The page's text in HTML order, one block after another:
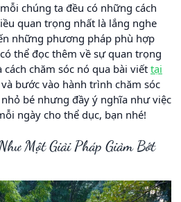
chúng ta đều có những cách
quan trọng nhất là lắng nghe
những phương pháp phù hợp
thể đọc thêm về sự quan trọng
chăm sóc nó qua bài viết tại
bước vào hành trình chăm sóc
bé nhưng đầy ý nghĩa như việc
ngày cho thể dục, bạn nhé!
Một Giải Pháp Giảm Bớt